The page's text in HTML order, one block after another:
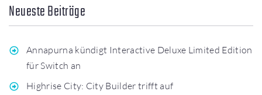
Neueste Beiträge
Annapurna kündigt Interactive Deluxe Limited Edition
für Switch an
Highrise City: City Builder trifft auf